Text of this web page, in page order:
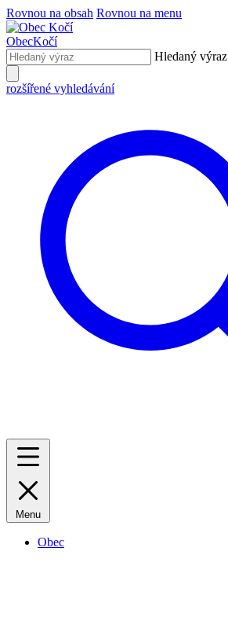
Rovnou na obsah Rovnou na menu
ObecKočí
Hledaný výraz
rozšířené vyhledávání
Menu
Obec